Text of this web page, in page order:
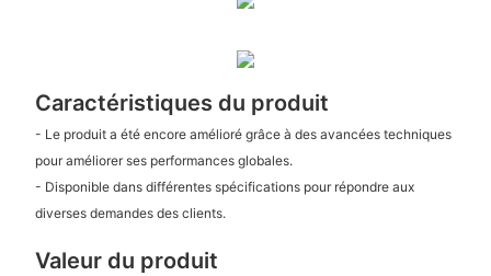
Caractéristiques du produit
- Le produit a été encore amélioré grâce à des avancées techniques
pour améliorer ses performances globales.
- Disponible dans différentes spécifications pour répondre aux
diverses demandes des clients.
Valeur du produit